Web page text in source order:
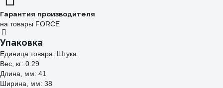
Гарантия производителя
на товары FORCE
Упаковка
Единица товара: Штука
Вес, кг: 0.29
Длина, мм: 41
Ширина, мм: 38